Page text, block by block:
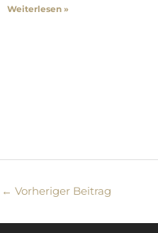
Weiterlesen »
← Vorheriger Beitrag